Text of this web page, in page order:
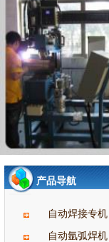
产品导航
自动焊接专机
自动氩弧焊机